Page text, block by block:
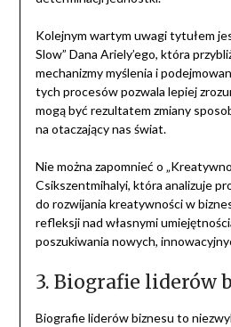
Kolejnym wartym uwagi tytułem
Slow” Dana Ariely’ego, która
mechanizmy myślenia i
tych procesów pozwala lepiej
mogą być rezultatem zmiany
na otaczający nas świat.
Nie można zapomnieć o
Csikszentmihalyi, która analizuje
do rozwijania kreatywności w
refleksji nad własnymi
poszukiwania nowych,
3. Biografie liderów
Biografie liderów biznesu to